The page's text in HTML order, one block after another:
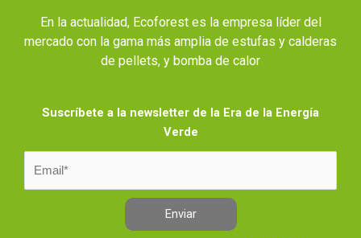
En la actualidad, Ecoforest es la empresa líder del
mercado con la gama más amplia de estufas y calderas
de pellets, y bomba de calor
Suscríbete a la newsletter de la Era de la Energía
Verde
Enviar